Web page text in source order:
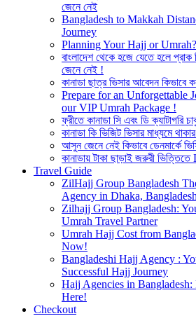
জেনে নেই
Bangladesh to Makkah
Journey
Planning Your Hajj or Umrah?
বাংলাদেশ থেকে হজে যেতে হলে
জেনে নেই !
কানাডা ছাত্র ভিসার আবেদন কিভাবে
Prepare for an Unforgettable
our VIP Umrah Package !
ফ্রীতে কানাডা সি এবং ডি ক্যাটাগরি
কানাডা কি ভিজিট ভিসার মাধ্যমে
আসুন জেনে নেই কিভাবে ডেনমার্কে
কানাডায় টাকা ছাড়াই জরুরী
Travel Guide
ZilHajj Group Bangladesh
Agency in Dhaka, Bangladesh
Zilhajj Group Bangladesh:
Umrah Travel Partner
Umrah Hajj Cost from
Now!
Bangladeshi Hajj Agency :
Successful Hajj Journey
Hajj Agencies in
Here!
Checkout